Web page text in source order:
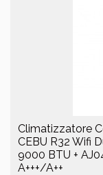
Climatizzatore
CEBU R32 Wifi
9000 BTU +
A+++/A++